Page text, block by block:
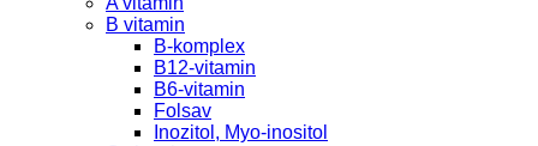
B vitamin
B-komplex
B12-vitamin
B6-vitamin
Folsav
Inozitol, Myo-inositol